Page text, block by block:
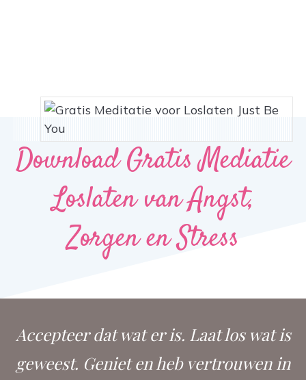
Download Gratis Mediatie
Loslaten van Angst,
Zorgen en Stress
Accepteer dat wat er is. Laat los wat is
geweest. Geniet en heb vertrouwen in